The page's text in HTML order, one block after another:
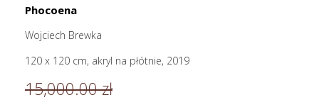
Phocoena
Wojciech Brewka
120 x 120 cm, akryl na płótnie, 2019
15,000.00 zł